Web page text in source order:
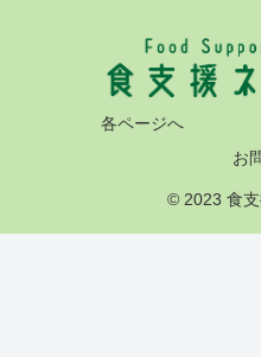
各ページへ
お
© 2023 食